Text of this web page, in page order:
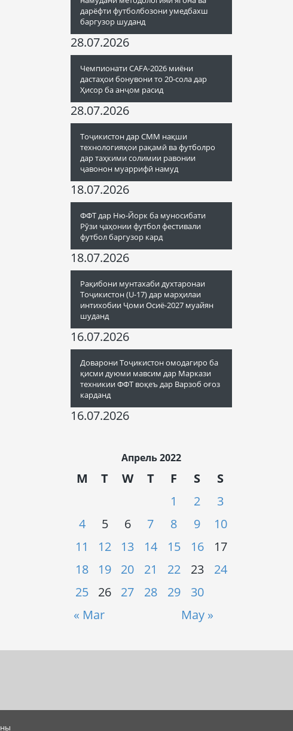
дарёфти футболбозони умедбахш
баргузор шуданд
28.07.2026
Чемпионати CAFA-2026 миёни
дастаҳои бонувони то 20-сола дар
Ҳисор ба анҷом расид
28.07.2026
Тоҷикистон дар СММ нақши
технологияҳои рақамӣ ва футболро
дар таҳкими солимии равонии
ҷавонон муаррифӣ намуд
18.07.2026
ФФТ дар Ню-Йорк ба муносибати
Рӯзи ҷаҳонии футбол фестивали
футбол баргузор кард
18.07.2026
Рақибони мунтахаби духтаронаи
Тоҷикистон (U-17) дар марҳилаи
интихобии Ҷоми Осиё-2027 муайян
шуданд
16.07.2026
Доварони Тоҷикистон омодагиро ба
қисми дуюми мавсим дар Маркази
техникии ФФТ воқеъ дар Варзоб оғоз
карданд
16.07.2026
Апрель 2022
M T W T F S S
« Mar May »
1 2
3
4
5 6 7 8 9
10
11
12 13 14 15 16
17
18
19 20 21 22 23
24
25
26 27 28 29 30